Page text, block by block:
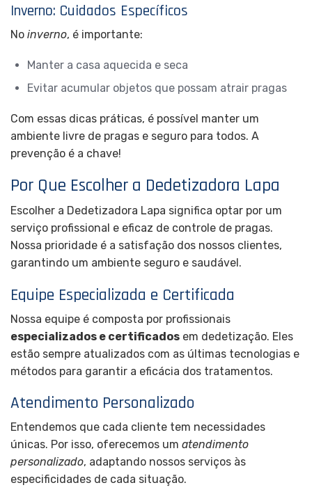
Inverno: Cuidados Específicos
No inverno, é importante:
Manter a casa aquecida e seca
Evitar acumular objetos que possam atrair pragas
Com essas dicas práticas, é possível manter um
ambiente livre de pragas e seguro para todos. A
prevenção é a chave!
Por Que Escolher a Dedetizadora Lapa
Escolher a Dedetizadora Lapa significa optar por um
serviço profissional e eficaz de controle de pragas.
Nossa prioridade é a satisfação dos nossos clientes,
garantindo um ambiente seguro e saudável.
Equipe Especializada e Certificada
Nossa equipe é composta por profissionais
especializados e certificados em dedetização. Eles
estão sempre atualizados com as últimas tecnologias e
métodos para garantir a eficácia dos tratamentos.
Atendimento Personalizado
Entendemos que cada cliente tem necessidades
únicas. Por isso, oferecemos um atendimento
personalizado, adaptando nossos serviços às
especificidades de cada situação.